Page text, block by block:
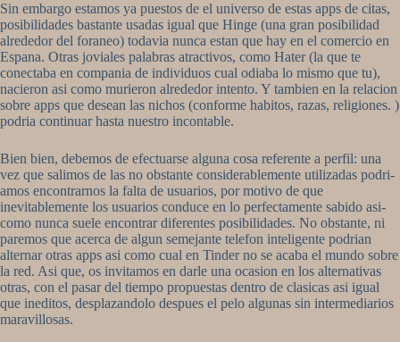
Sin embargo estamos ya puestos de el universo de estas apps de citas,
posibilidades bastante usadas igual que Hinge (una gran posibilidad
alrededor del foraneo) todavia nunca estan que hay en el comercio en
Espana. Otras joviales palabras atractivos, como Hater (la que te
conectaba en compania de individuos cual odiaba lo mismo que tu),
nacieron asi­ como murieron alrededor intento. Y tambien en la relacion
sobre apps que desean las nichos (conforme habitos, razas, religiones. )
podria continuar hasta nuestro incontable.
Bien bien, debemos de efectuarse alguna cosa referente a perfil: una
vez que salimos de las no obstante considerablemente utilizadas podri­
amos encontrarnos la falta de usuarios, por motivo de que
inevitablemente los usuarios conduce en lo perfectamente sabido asi­
como nunca suele encontrar diferentes posibilidades. No obstante, ni
paremos que acerca de algun semejante telefon inteligente podrian
alternar otras apps asi­ como cual en Tinder no se acaba el mundo sobre
la red. Asi que, os invitamos en darle una ocasion en los alternativas
otras, con el pasar del tiempo propuestas dentro de clasicas asi­ igual
que ineditos, desplazandolo despues el pelo algunas sin intermediarios
maravillosas.